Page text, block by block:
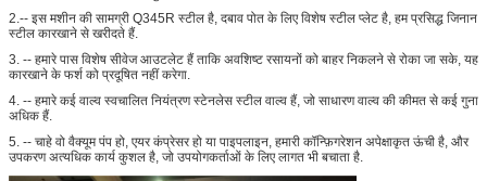
2.-- इस मशीन की सामग्री Q345R स्टील है, दबाव पोत के लिए विशेष स्टील प्लेट है, हम प्रसिद्ध जिनान
स्टील कारखाने से खरीदते हैं.
3. -- हमारे पास विशेष सीवेज आउटलेट हैं ताकि अवशिष्ट रसायनों को बाहर निकलने से रोका जा सके, यह
कारखाने के फर्श को प्रदूषित नहीं करेगा.
4. -- हमारे कई वाल्व स्वचालित नियंत्रण स्टेनलेस स्टील वाल्व हैं, जो साधारण वाल्व की कीमत से कई गुना
अधिक हैं.
5. -- चाहे वो वैक्यूम पंप हो, एयर कंप्रेसर हो या पाइपलाइन, हमारी कॉन्फ़िगरेशन अपेक्षाकृत ऊंची है, और
उपकरण अत्यधिक कार्य कुशल है, जो उपयोगकर्ताओं के लिए लागत भी बचाता है.